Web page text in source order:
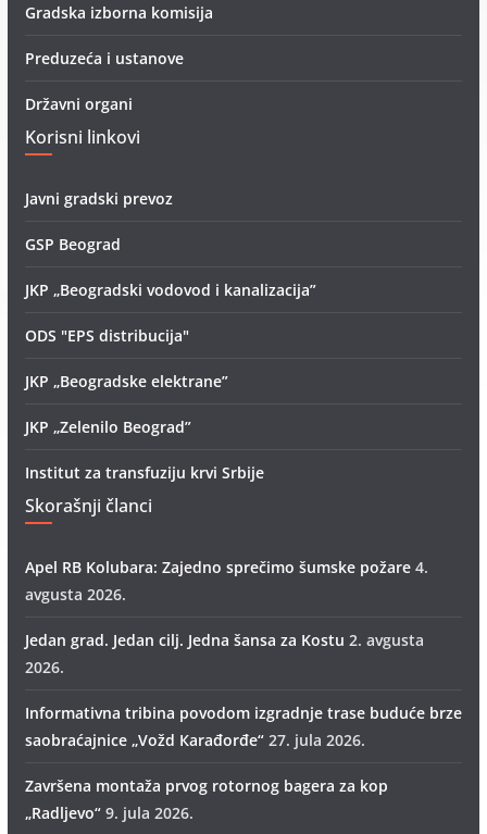
Gradska izborna komisija
Preduzeća i ustanove
Državni organi
Korisni linkovi
Javni gradski prevoz
GSP Beograd
JKP „Beogradski vodovod i kanalizacija”
ODS "EPS distribucija"
JKP „Beogradske elektrane”
JKP „Zelenilo Beograd”
Institut za transfuziju krvi Srbije
Skorašnji članci
Apel RB Kolubara: Zajedno sprečimo šumske požare 4.
avgusta 2026.
Jedan grad. Jedan cilj. Jedna šansa za Kostu 2. avgusta
2026.
Informativna tribina povodom izgradnje trase buduće brze
saobraćajnice „Vožd Кarađorđe“ 27. jula 2026.
Završena montaža prvog rotornog bagera za kop
„Radlјevo“ 9. jula 2026.